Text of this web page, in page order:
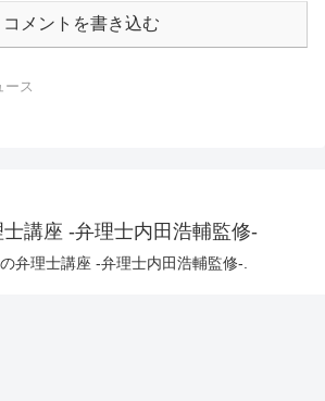
コメントを書き込む
ース
講座 -弁理士内田浩輔監修-
弁理士講座 -弁理士内田浩輔監修-.